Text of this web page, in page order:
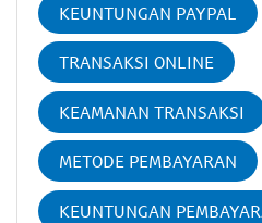
KEUNTUNGAN PAYPAL
TRANSAKSI ONLINE
KEAMANAN TRANSAKSI
METODE PEMBAYARAN
KEUNTUNGAN